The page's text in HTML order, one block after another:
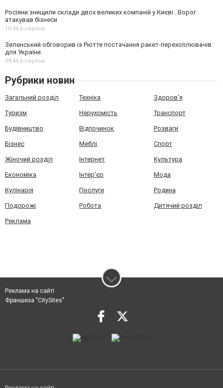
Росіяни знищили склади двох великих компаній у Києві . Ворог
атакував бізнеси
10:34,6 серпня
Зеленський обговорив із Рютте постачання ракет-перехоплювачів
для України
09:44,6 серпня
Рубрики новин
Загальний розділ Техніка Здоров'я
Туризм Нерухомість Транспорт
Будівництво Відпочинок Розваги
Бізнес Меблі Спорт
Жіночий розділ Інтернет Культура
Економіка Інтер'єр Мода
Кулінарія Послуги Родина
Подорожі Робота Дитячий розділ
Реклама
Реклама на сайті
Франшиза "CitySites"